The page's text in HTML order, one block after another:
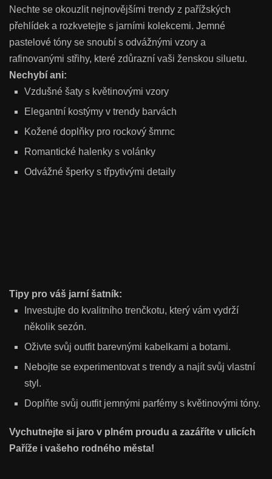
Nechte se okouzlit nejnovějšími trendy z pařížských
přehlídek a rozkvetejte s jarními kolekcemi. Jemné
pastelové tóny se snoubí s odvážnými vzory a
rafinovanými střihy, které zdůrazní vaši ženskou siluetu.
Nechybí ani:
Vzdušné šaty s květinovými vzory
Elegantní kostýmy v trendy barvách
Kožené doplňky pro rockový šmrnc
Romantické halenky s volánky
Odvážné šperky s třpytivými detaily
Tipy pro váš jarní šatník:
Investujte do kvalitního trenčkotu, který vám vydrží
několik sezón.
Oživte svůj outfit barevnými kabelkami a botami.
Nebojte se experimentovat s trendy a najít svůj vlastní
styl.
Doplňte svůj outfit jemnými parfémy s květinovými tóny.
Vychutnejte si jaro v plném proudu a zazáříte v ulicích
Paříže i vašeho rodného města!